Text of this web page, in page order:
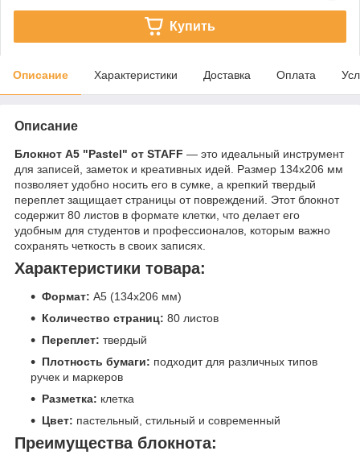
Купить
Описание Характеристики Доставка Оплата
Описание
Блокнот A5 "Pastel" от STAFF — это идеальный инструмент
для записей, заметок и креативных идей. Размер 134х206 мм
позволяет удобно носить его в сумке, а крепкий твердый
переплет защищает страницы от повреждений. Этот блокнот
содержит 80 листов в формате клетки, что делает его
удобным для студентов и профессионалов, которым важно
сохранять четкость в своих записях.
Характеристики товара:
Формат: A5 (134х206 мм)
Количество страниц: 80 листов
Переплет: твердый
Плотность бумаги: подходит для различных типов
ручек и маркеров
Разметка: клетка
Цвет: пастельный, стильный и современный
Преимущества блокнота: